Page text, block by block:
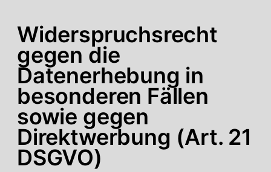
Widerspruchsrecht
gegen die
Datenerhebung in
besonderen Fällen
sowie gegen
Direktwerbung (Art. 21
DSGVO)